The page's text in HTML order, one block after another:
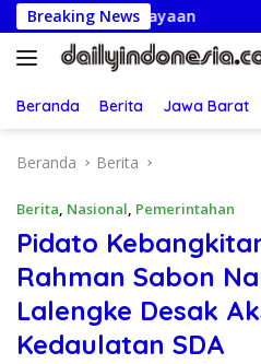
Langsung
ke
konten
Breaking NewsKetua Persatuan
Beranda Berita Jawa Barat
Beranda Berita
Berita, Nasional, Pemerintahan
Pidato
Rahman Sabon
Lalengke Desak
Kedaulatan SDA